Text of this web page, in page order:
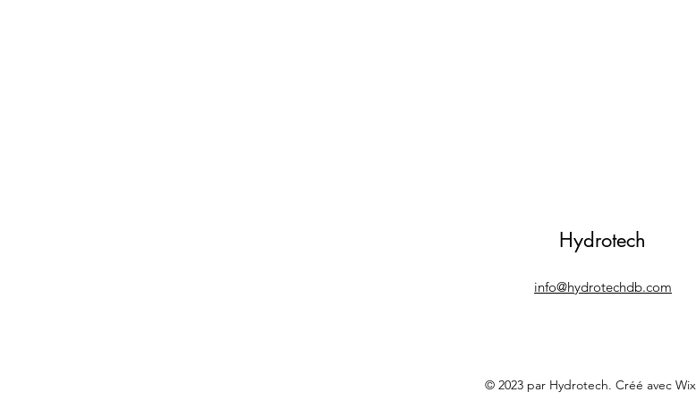
Hydrotech
info@hydrotechdb.com
© 2023 par Hydrotech. Créé avec